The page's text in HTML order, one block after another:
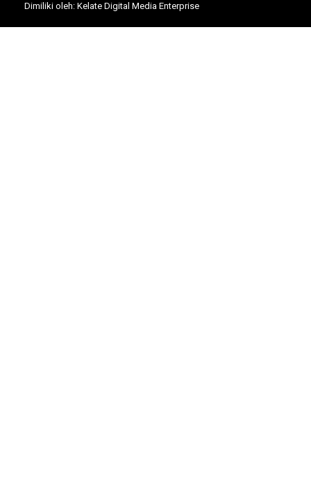
Dimiliki oleh: Kelate Digital Media Enterprise